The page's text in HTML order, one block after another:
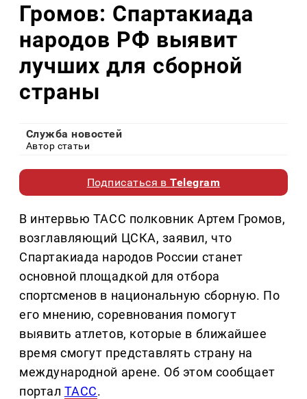
Громов: Спартакиада
народов РФ выявит
лучших для сборной
страны
Служба новостей
Автор статьи
Подписаться вTelegram
В интервью ТАСС полковник Артем Громов,
возглавляющий ЦСКА, заявил, что
Спартакиада народов России станет
основной площадкой для отбора
спортсменов в национальную сборную. По
его мнению, соревнования помогут
выявить атлетов, которые в ближайшее
время смогут представлять страну на
международной арене. Об этом сообщает
портал ТАСС.